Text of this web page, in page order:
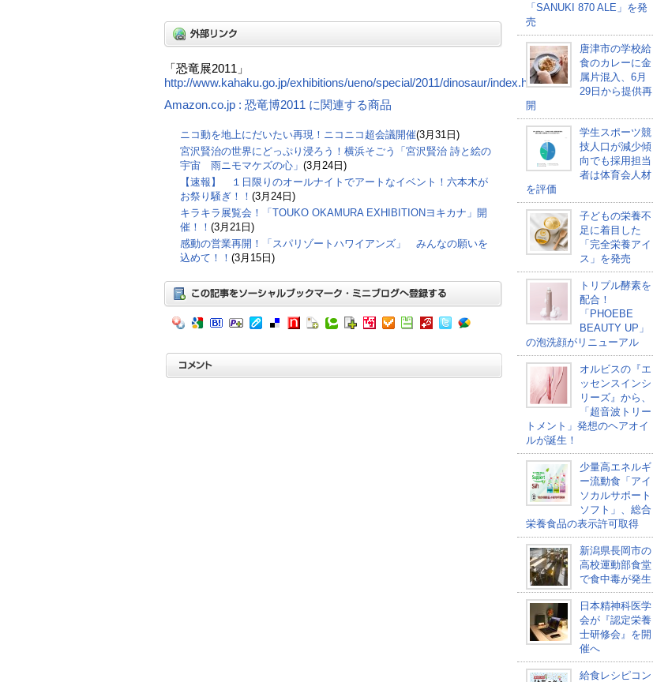
「恐竜展2011」
http://www.kahaku.go.jp/exhibitions/ueno/special/2011/dinosaur/index.html
Amazon.co.jp : 恐竜博2011 に関連する商品
ニコ動を地上にだいたい再現！ニコニコ超会議開催(3月31日)
宮沢賢治の世界にどっぷり浸ろう！横浜そごう「宮沢賢治 詩と絵の
宇宙 雨ニモマケズの心」 (3月24日)
【速報】 １日限りのオールナイトでアートなイベント！六本木が
お祭り騒ぎ！！ (3月24日)
キラキラ展覧会！「TOUKO OKAMURA EXHIBITIONヨキカナ」開
催！！ (3月21日)
感動の営業再開！「スパリゾートハワイアンズ」 みんなの願いを
込めて！！ (3月15日)
「SANUKI 870 ALE」を発
売
唐津市の学校給
食のカレーに金
属片混入、6月
29日から提供再
開
学生スポーツ競
技人口が減少傾
向でも採用担当
者は体育会人材
を評価
子どもの栄養不
足に着目した
「完全栄養アイ
ス」を発売
トリプル酵素を
配合！
「PHOEBE
BEAUTY UP」
の泡洗顔がリニューアル
オルビスの『エ
ッセンスインシ
リーズ』から、
「超音波トリー
トメント」発想のヘアオイ
ルが誕生！
少量高エネルギ
ー流動食「アイ
ソカルサポート
ソフト」、総合
栄養食品の表示許可取得
新潟県長岡市の
高校運動部食堂
で食中毒が発生
日本精神科医学
会が『認定栄養
士研修会』を開
催へ
給食レシピコン